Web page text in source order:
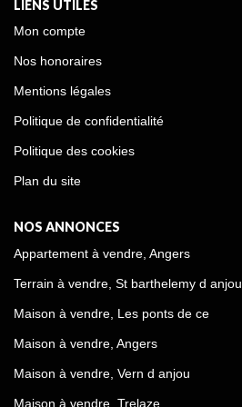
LIENS UTILES
Mon compte
Nos honoraires
Mentions légales
Politique de confidentialité
Politique des cookies
Plan du site
NOS ANNONCES
Appartement à vendre, Angers
Terrain à vendre, St barthelemy d anjou
Maison à vendre, Les ponts de ce
Maison à vendre, Angers
Maison à vendre, Vern d anjou
Maison à vendre, Trelaze